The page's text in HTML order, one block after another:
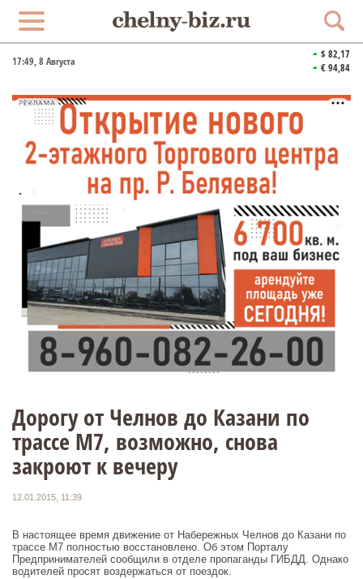
17:49, 8 Августа
$ 82,17
€ 94,84
РЕКЛАМА
Дорогу от Челнов до Казани по
трассе М7, возможно, снова
закроют к вечеру
12.01.2015, 11:39
В настоящее время движение от Набережных Челнов до Казани по
трассе М7 полностью восстановлено. Об этом Порталу
Предпринимателей сообщили в отделе пропаганды ГИБДД. Однако
водителей просят воздержаться от поездок.